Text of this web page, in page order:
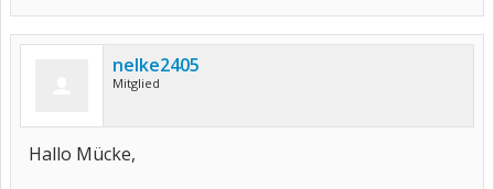
nelke2405
Mitglied
Hallo Mücke,